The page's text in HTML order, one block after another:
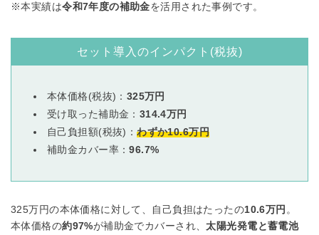
※本実績は令和7年度の補助金を活用された事例です。
セット導入のインパクト(税抜)
本体価格(税抜)： 325万円
受け取った補助金： 314.4万円
自己負担額(税抜)：わずか10.6万円
補助金カバー率：96.7%
325万円の本体価格に対して、自己負担はたったの10.6万円 。
本体価格の約97%が補助金でカバーされ、太陽光発電と蓄電池